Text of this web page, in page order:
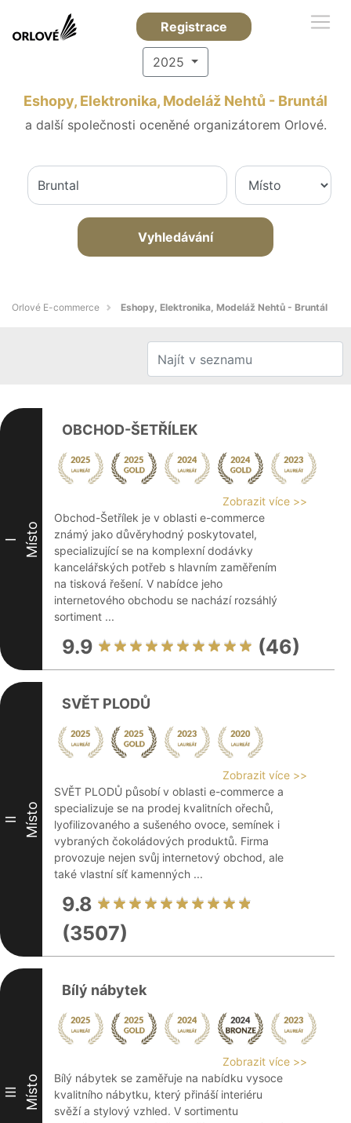
Registrace
2025
Eshopy, Elektronika, Modeláž Nehtů - Bruntál
a další společnosti oceněné organizátorem Orlové.
Vyhledávání
Orlové E-commerce Eshopy, Elektronika, Modeláž Nehtů - Bruntál
I Místo
OBCHOD-ŠETŘÍLEK
Zobrazit více >>
Obchod-Šetřílek je v oblasti e-commerce
známý jako důvěryhodný poskytovatel,
specializující se na komplexní dodávky
kancelářských potřeb s hlavním zaměřením
na tisková řešení. V nabídce jeho
internetového obchodu se nachází rozsáhlý
sortiment ...
9.9 (46)
II Místo
SVĚT PLODŮ
Zobrazit více >>
SVĚT PLODŮ působí v oblasti e-commerce a
specializuje se na prodej kvalitních ořechů,
lyofilizovaného a sušeného ovoce, semínek i
vybraných čokoládových produktů. Firma
provozuje nejen svůj internetový obchod, ale
také vlastní síť kamenných ...
9.8
(3507)
III Místo
Bílý nábytek
Zobrazit více >>
Bílý nábytek se zaměřuje na nabídku vysoce
kvalitního nábytku, který přináší interiéru
svěží a stylový vzhled. V sortimentu